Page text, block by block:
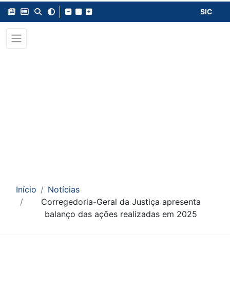
SIC
Início
Notícias
Corregedoria-Geral da Justiça apresenta
balanço das ações realizadas em 2025